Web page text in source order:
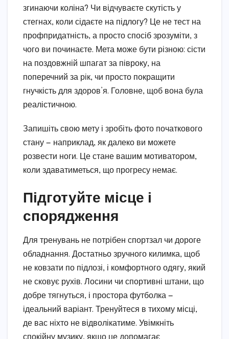
згинаючи коліна? Чи відчуваєте скутість у
стегнах, коли сідаєте на підлогу? Це не тест на
профпридатність, а просто спосіб зрозуміти, з
чого ви починаєте. Мета може бути різною: сісти
на поздовжній шпагат за півроку, на
поперечний за рік, чи просто покращити
гнучкість для здоров’я. Головне, щоб вона була
реалістичною.
Запишіть свою мету і зробіть фото початкового
стану — наприклад, як далеко ви можете
розвести ноги. Це стане вашим мотиватором,
коли здаватиметься, що прогресу немає.
Підготуйте місце і
спорядження
Для тренувань не потрібен спортзал чи дороге
обладнання. Достатньо зручного килимка, щоб
не ковзати по підлозі, і комфортного одягу, який
не сковує рухів. Лосини чи спортивні штани, що
добре тягнуться, і простора футболка —
ідеальний варіант. Тренуйтеся в тихому місці,
де вас ніхто не відволікатиме. Увімкніть